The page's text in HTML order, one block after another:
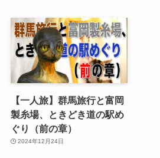
【一人旅】群馬旅行と富岡
製糸場、ときどき道の駅め
ぐり（前の章）
2024年12月24日